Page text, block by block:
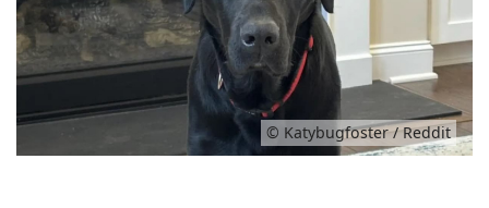
© Katybugfoster / Reddit